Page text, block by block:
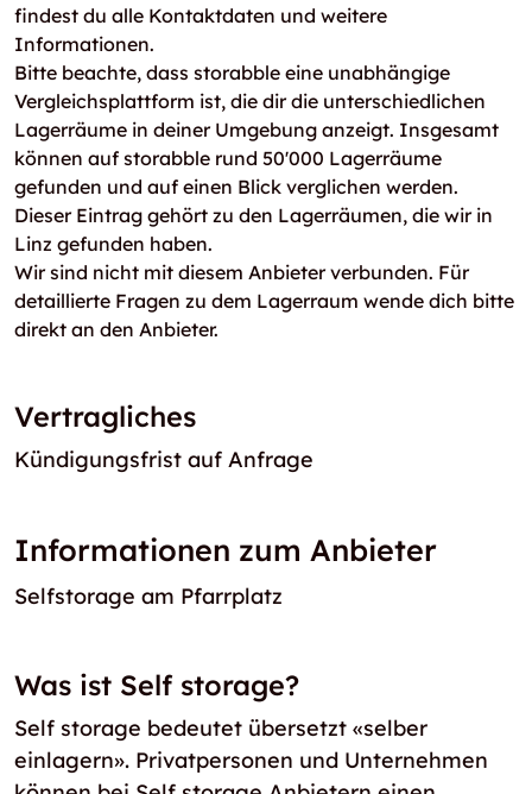
findest du alle Kontaktdaten und weitere
Informationen.
Bitte beachte, dass storabble eine unabhängige
Vergleichsplattform ist, die dir die unterschiedlichen
Lagerräume in deiner Umgebung anzeigt. Insgesamt
können auf storabble rund 50'000 Lagerräume
gefunden und auf einen Blick verglichen werden.
Dieser Eintrag gehört zu den Lagerräumen, die wir in
Linz gefunden haben.
Wir sind nicht mit diesem Anbieter verbunden. Für
detaillierte Fragen zu dem Lagerraum wende dich bitte
direkt an den Anbieter.
Vertragliches
Kündigungsfrist auf Anfrage
Informationen zum Anbieter
Selfstorage am Pfarrplatz
Was ist Self storage?
Self storage bedeutet übersetzt «selber
einlagern». Privatpersonen und Unternehmen